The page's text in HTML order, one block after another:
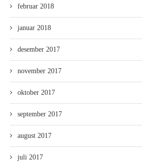
februar 2018
januar 2018
desember 2017
november 2017
oktober 2017
september 2017
august 2017
juli 2017